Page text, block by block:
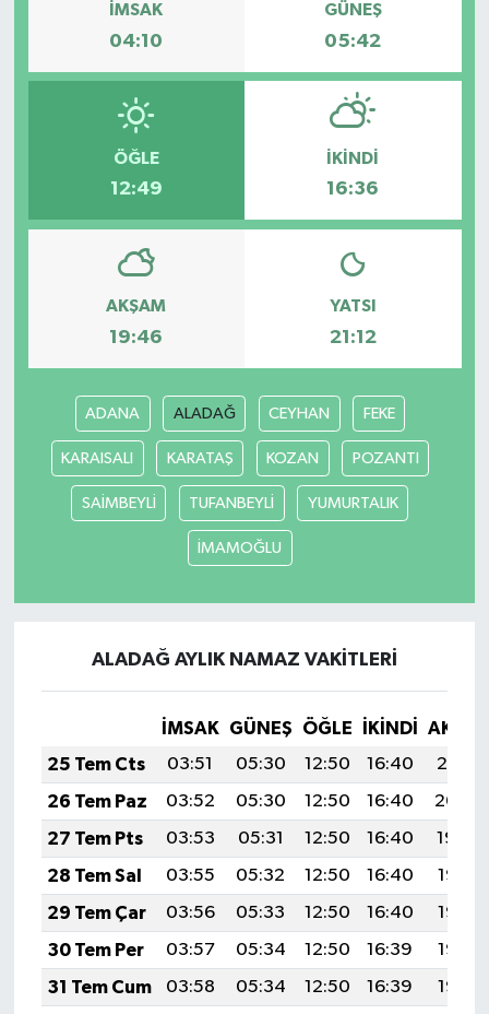
İMSAK
04:10
GÜNEŞ
05:42
ÖĞLE
12:49
İKINDI
16:36
AKŞAM
19:46
YATSI
21:12
ADANA ALADAĞ CEYHAN FEKE
KARAISALI KARATAŞ KOZAN POZANTI
SAİMBEYLİ TUFANBEYLİ YUMURTALIK
İMAMOĞLU
ALADAĞ AYLIK NAMAZ VAKITLERI
İMSAK GÜNEŞ ÖĞLE İKINDI
25 Tem Cts
03:51 05:30 12:50 16:40
20:01
26 Tem Paz
03:52 05:30 12:50 16:40
20:00
27 Tem Pts
03:53 05:31 12:50 16:40
19:59
28 Tem Sal
03:55 05:32 12:50 16:40
19:58
29 Tem Çar
03:56 05:33 12:50 16:40
19:57
30 Tem Per
03:57 05:34 12:50 16:39
19:56
31 Tem Cum
03:58 05:34 12:50 16:39
19:55